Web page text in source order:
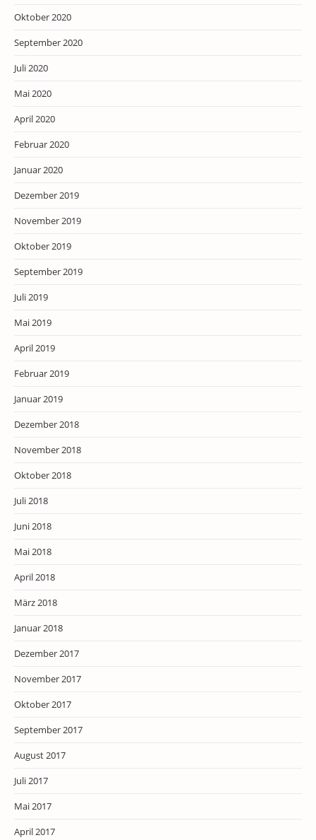
Oktober 2020
September 2020
Juli 2020
Mai 2020
April 2020
Februar 2020
Januar 2020
Dezember 2019
November 2019
Oktober 2019
September 2019
Juli 2019
Mai 2019
April 2019
Februar 2019
Januar 2019
Dezember 2018
November 2018
Oktober 2018
Juli 2018
Juni 2018
Mai 2018
April 2018
März 2018
Januar 2018
Dezember 2017
November 2017
Oktober 2017
September 2017
August 2017
Juli 2017
Mai 2017
April 2017